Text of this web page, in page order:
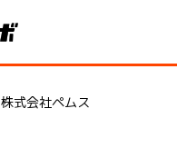
株式会社ペムス